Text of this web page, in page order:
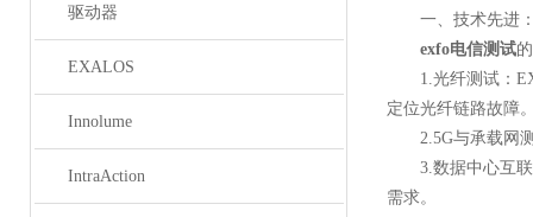
驱动器
EXALOS
Innolume
IntraAction
一、技术先进：
exfo电信测试
1.光纤测试：
定位光纤链路故障
2.5G与承载网测
3.数据中心互联
需求。